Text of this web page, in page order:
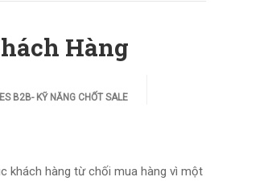
Hàng
B2B- KỸ NĂNG CHỐT SALE
khách hàng từ chối mua hàng vì một